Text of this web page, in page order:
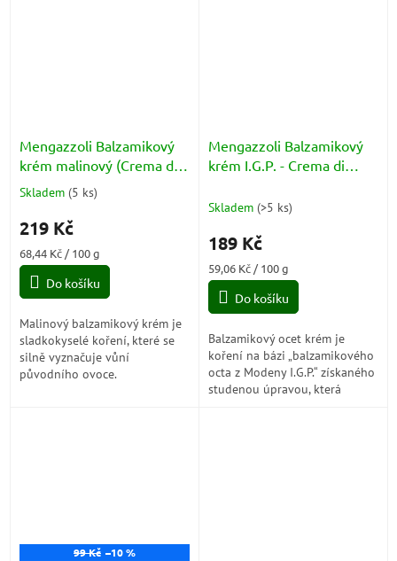
Mengazzoli Balzamikový
krém malinový (Crema di
Balsamico Lampone) 320g
Průměrné
produktu
5,0
5
Skladem (5 ks)
219 Kč
Měrná
cena:
68,44 Kč / 100 g
Do košíku
Malinový balzamikový krém je
sladkokyselé koření, které se
silně vyznačuje vůní
původního ovoce.
Mengazzoli Balzamikový
krém I.G.P. - Crema di
Skladem (>5 ks)
189 Kč
Měrná
cena:
59,06 Kč / 100 g
Do košíku
Balzamikový ocet krém je
koření na bázi „balzamikového
octa z Modeny I.G.P.“ získaného
studenou úpravou, která
99 Kč –10 %